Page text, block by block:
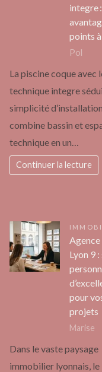
integre :
points
Pol
La piscine coque avec
technique integre
simplicité
combine bassin et
technique en un…
Continuer la lecture
Lyon 9
pour
projets
Marise
Dans le vaste paysage
immobilier lyonnais, le